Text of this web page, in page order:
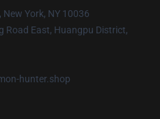
York, NY 10036
Road East, Huangpu District,
hunter.shop